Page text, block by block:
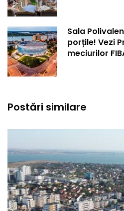
Sala
porțile! Vezi
meciurilor
Postări similare